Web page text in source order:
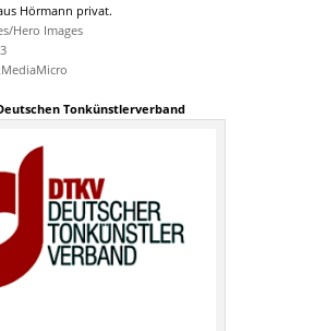
Hörmann privat.
Hero Images
Tonkünstlerverband